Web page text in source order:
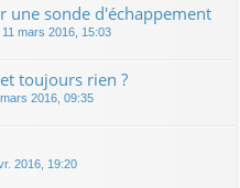
une sonde d'échappement
11 mars 2016, 15:03
toujours rien ?
2016, 09:35
2016, 19:20